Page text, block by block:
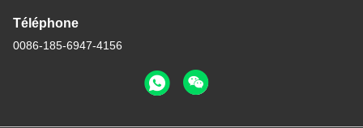
Téléphone
0086-185-6947-4156